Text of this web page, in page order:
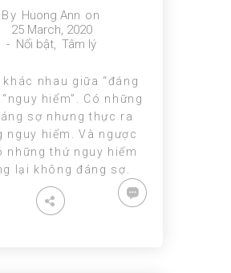
By Huong Ann on
25 March, 2020
- Nổi bật, Tâm lý
khác nhau giữa “đáng
hiểm”. Có những
sợ nhưng thực ra
nguy hiểm. Và ngược
những thứ nguy hiểm
lại không đáng sợ.